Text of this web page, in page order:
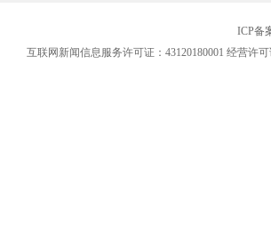
ICP备
互联网新闻信息服务许可证：43120180001 经营许可